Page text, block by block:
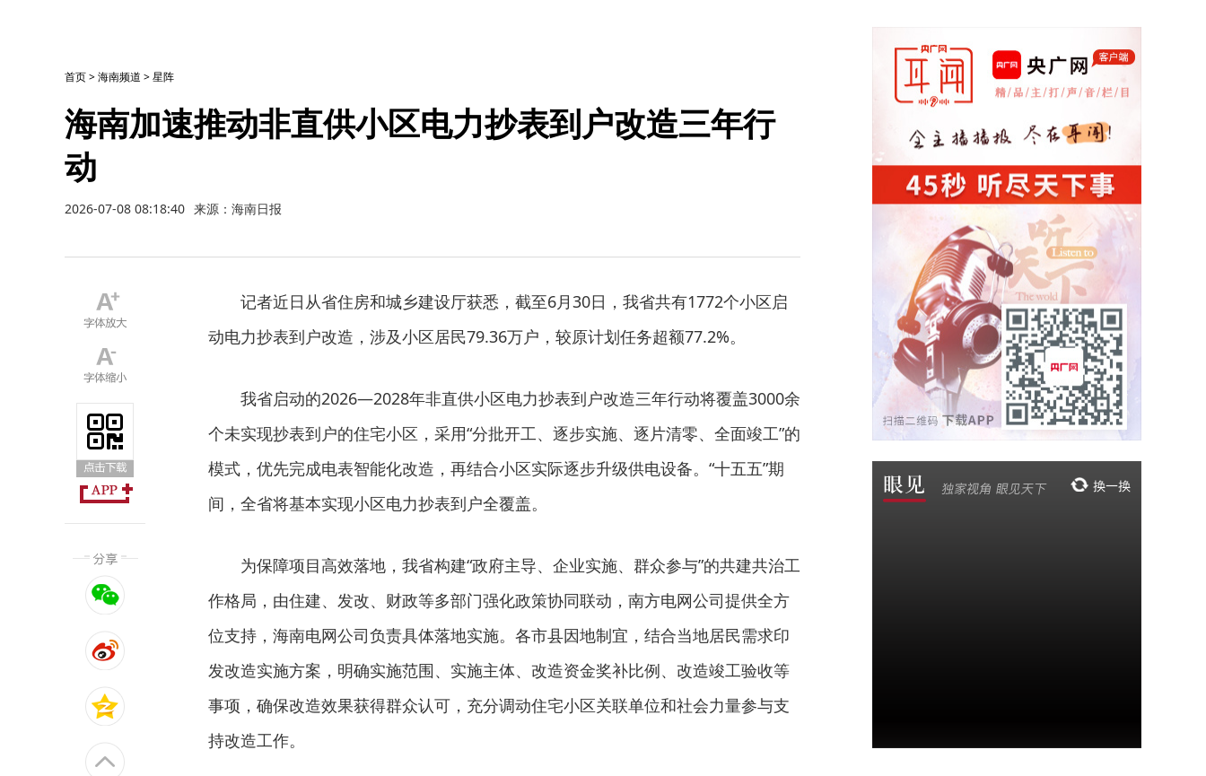
首页>海南频道 >星阵
海南加速推动非直供小区电力抄表到户改造三年行
动
2026-07-08 08:18:40 来源：海南日报
记者近日从省住房和城乡建设厅获悉，截至6月30日，我省共有1772个小区启
动电力抄表到户改造，涉及小区居民79.36万户，较原计划任务超额77.2%。
我省启动的2026—2028年非直供小区电力抄表到户改造三年行动将覆盖3000余
个未实现抄表到户的住宅小区，采用“分批开工、逐步实施、逐片清零、全面竣工”的
模式，优先完成电表智能化改造，再结合小区实际逐步升级供电设备。“十五五”期
间，全省将基本实现小区电力抄表到户全覆盖。
为保障项目高效落地，我省构建“政府主导、企业实施、群众参与”的共建共治工
作格局，由住建、发改、财政等多部门强化政策协同联动，南方电网公司提供全方
位支持，海南电网公司负责具体落地实施。各市县因地制宜，结合当地居民需求印
发改造实施方案，明确实施范围、实施主体、改造资金奖补比例、改造竣工验收等
事项，确保改造效果获得群众认可，充分调动住宅小区关联单位和社会力量参与支
持改造工作。